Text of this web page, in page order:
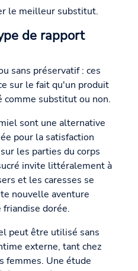
le meilleur substitut.
de rapport
sans préservatif : ces
sur le fait qu'un produit
substitut ou non.
sont une alternative
pour la satisfaction
les parties du corps
invite littéralement à
et les caresses se
nouvelle aventure
friandise dorée.
peut être utilisé sans
externe, tant chez
femmes. Une étude